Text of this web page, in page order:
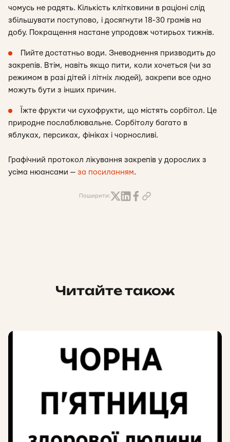
чомусь не радять. Кількість клітковини в раціоні слід
збільшувати поступово, і досягнути 18-30 грамів на
добу. Покращення настане упродовж чотирьох тижнів.
Пийте достатньо води. Зневоднення призводить до
закрепів. Втім, навіть якщо пити, коли хочеться (чи за
режимом в разі дітей і літніх людей), закрепи все одно
можуть бути з інших причин.
Їжте фрукти чи сухофрукти, що містять сорбітол. Це
природне послаблювальне. Сорбітолу багато в
яблуках, персиках, фініках і чорносливі.
Графічний протокол лікування закрепів у дорослих з
усіма нюансами — за посиланням.
Поширити:
Читайте також